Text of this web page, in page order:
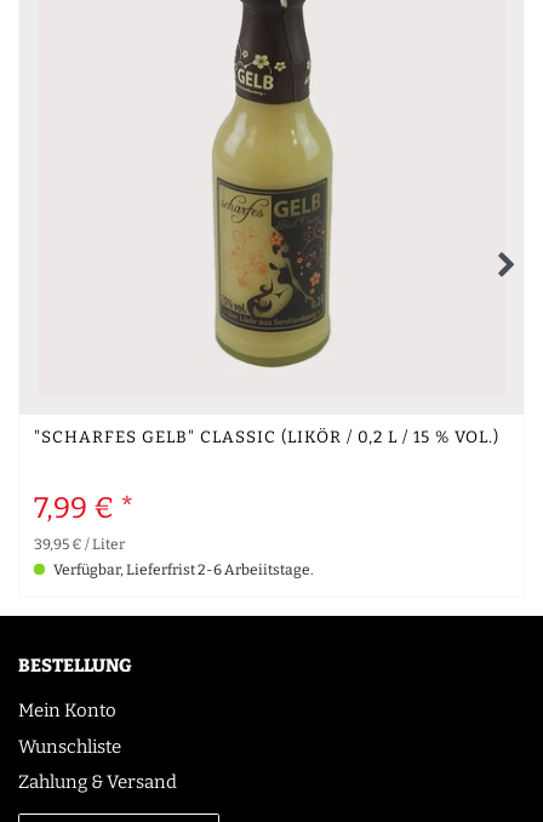
"SCHARFES GELB" CLASSIC (LIKÖR / 0,2 L / 15 % VOL.)
7,99 € *
39,95 € / Liter
Verfügbar, Lieferfrist 2-6 Arbeiitstage.
BESTELLUNG
Mein Konto
Wunschliste
Zahlung & Versand